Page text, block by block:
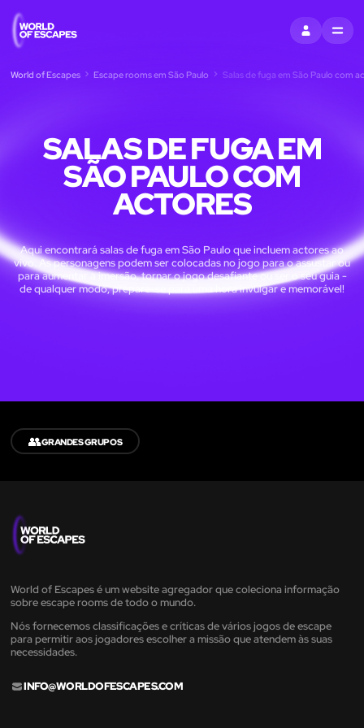
ENTRARMENU
World of Escapes Escape rooms em São Paulo Salas de fuga em São Paulo com
SALAS DE FUGA EM
SÃO PAULO COM
ACTORES
Aqui encontrará salas de fuga em São Paulo que incluem actores ao
vivo. As personagens podem ser colocadas no jogo para o assustar ou
para aumentar a imersão, tornar o jogo desafiante ou ser o seu guia -
de qualquer modo, prepare-se para uma hora invulgar e memorável!
👥GRANDES GRUPOS
World of Escapes é um website agregador que coleciona informação
sobre escape rooms de todo o mundo.
Nós fornecemos classificações e críticas de vários jogos de escape
para permitir aos jogadores escolher a missão que atendem às suas
necessidades.
INFO@WORLDOFESCAPES.COM